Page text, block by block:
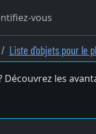
vous
Liste d'objets pour le
Découvrez les